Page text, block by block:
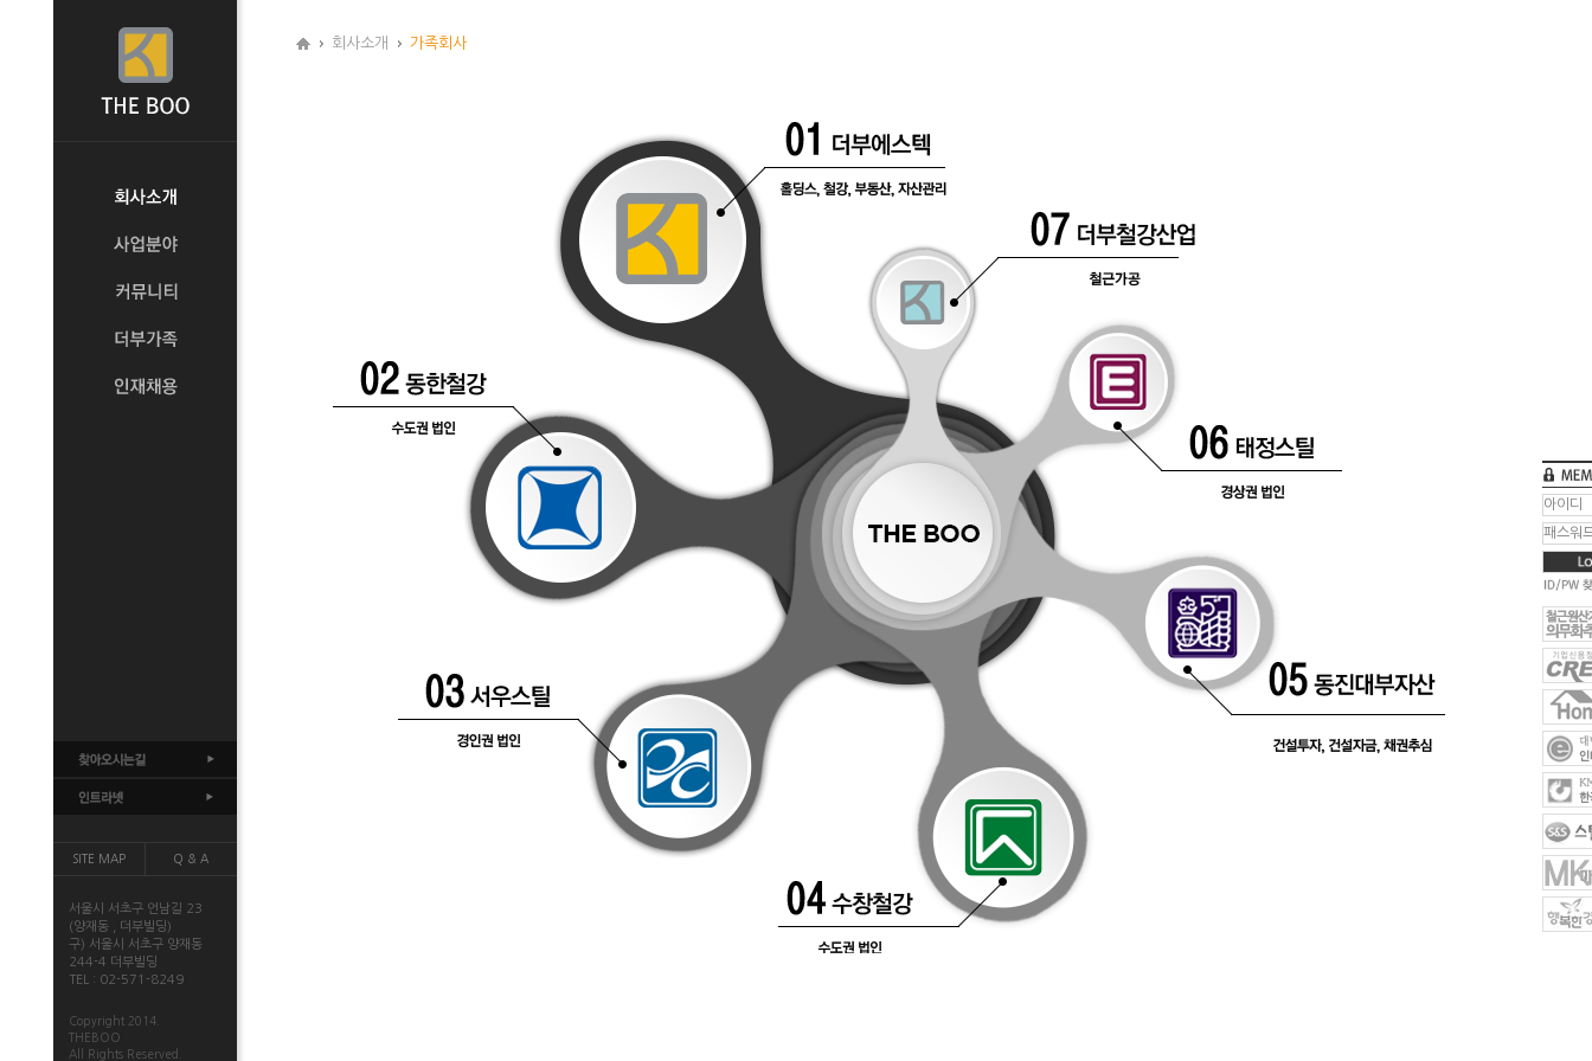
SITE MAP Q & A
서울시 서초구 언남길 23
(양재동 , 더부빌딩)
구) 서울시 서초구 양재동
244-4 더부빌딩
TEL : 02-571-8249
Copyright 2014.
THEBOO
All Rights Reserved.
회사소개 가족회사